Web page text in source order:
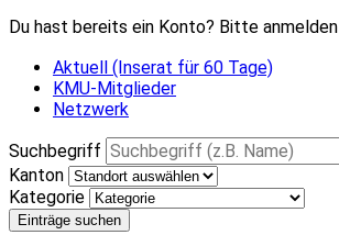
Du hast bereits ein Konto? Bitte anmelden
Aktuell (Inserat für 60 Tage)
KMU-Mitglieder
Netzwerk
Suchbegriff
Kanton
Kategorie
Einträge suchen